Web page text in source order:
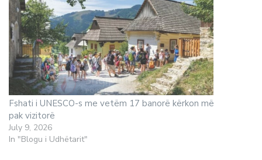
Fshati i UNESCO-s me vetëm 17 banorë kërkon më
pak vizitorë
July 9, 2026
In "Blogu i Udhëtarit"